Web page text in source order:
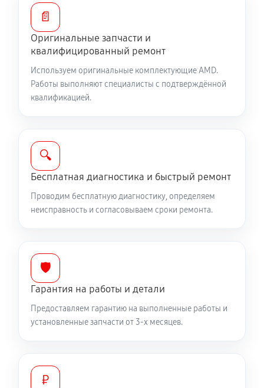
📄
Оригинальные запчасти и
квалифицированный ремонт
Используем оригинальные комплектующие AMD.
Работы выполняют специалисты с подтверждённой
квалификацией.
🔍
Бесплатная диагностика и быстрый ремонт
Проводим бесплатную диагностику, определяем
неисправность и согласовываем сроки ремонта.
🛡️
Гарантия на работы и детали
Предоставляем гарантию на выполненные работы и
установленные запчасти от 3-х месяцев.
₽